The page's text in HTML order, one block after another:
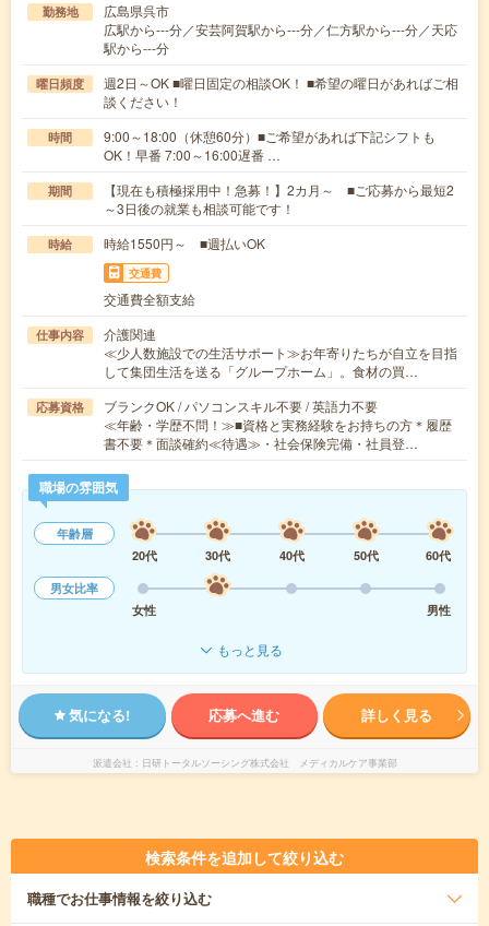
勤務地
広島県呉市
広駅から---分／安芸阿賀駅から---分／仁方駅から---分／天応
駅から---分
曜日頻度
週2日～OK ■曜日固定の相談OK！ ■希望の曜日があればご相
談ください！
時間
9:00～18:00（休憩60分）■ご希望があれば下記シフトも
OK！早番 7:00～16:00遅番 …
期間
【現在も積極採用中！急募！】2カ月～ ■ご応募から最短2
～3日後の就業も相談可能です！
時給 時給1550円～ ■週払いOK
交通費
交通費全額支給
仕事内容
介護関連
≪少人数施設での生活サポート≫お年寄りたちが自立を目指
して集団生活を送る「グループホーム」。食材の買…
応募資格
ブランクOK / パソコンスキル不要 / 英語力不要
≪年齢・学歴不問！≫■資格と実務経験をお持ちの方＊履歴
書不要＊面談確約≪待遇≫・社会保険完備・社員登…
職場の雰囲気
年齢層
20代
30代 40代 50代
60代
男女比率
女性
男性
もっと見る
気になる! 応募へ進む 詳しく見る
派遣会社 日研トータルソーシング株式会社 メディカルケア事業部
検索条件を追加して絞り込む
職種でお仕事情報を絞り込む